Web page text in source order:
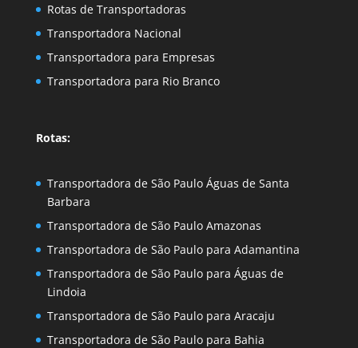
Rotas de Transportadoras
Transportadora Nacional
Transportadora para Empresas
Transportadora para Rio Branco
Rotas:
Transportadora de São Paulo Águas de Santa
Barbara
Transportadora de São Paulo Amazonas
Transportadora de São Paulo para Adamantina
Transportadora de São Paulo para Águas de
Lindoia
Transportadora de São Paulo para Aracaju
Transportadora de São Paulo para Bahia